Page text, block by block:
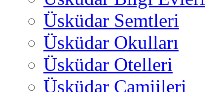
Üsküdar Semtleri
Üsküdar Okulları
Üsküdar Otelleri
Üsküdar Camiileri